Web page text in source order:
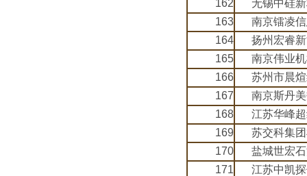
162
无锡中硅
163
南京镭凌
164
扬州宏睿
165
南京伟业
166
苏州市晨
167
南京斯丹
168
江苏华峰
169
苏交科集
170
盐城世宏
171
江苏中凯